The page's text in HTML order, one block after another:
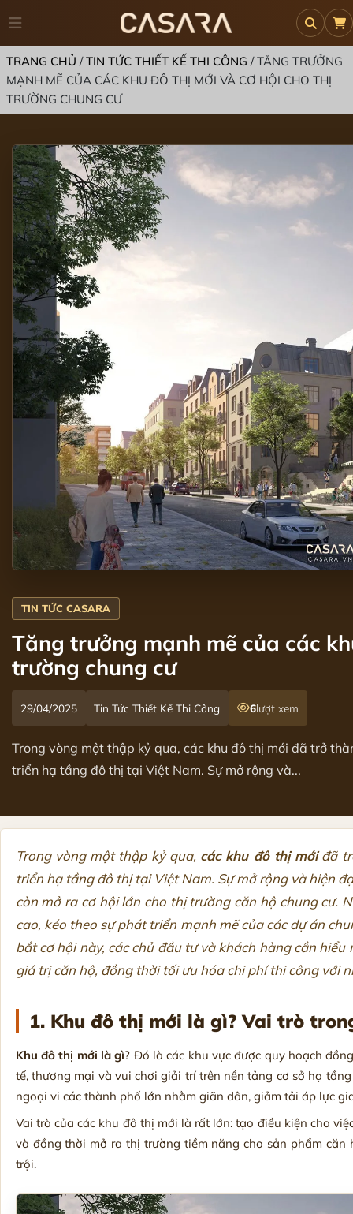
TRANG CHỦ /TIN TỨC THIẾT KẾ THI CÔNG /TĂNG TRƯỞNG
MẠNH MẼ CỦA CÁC KHU ĐÔ THỊ MỚI VÀ CƠ HỘI CHO THỊ
TRƯỜNG CHUNG CƯ
Tăng trưởng mạnh mẽ của các
trường chung cư
29/04/2025 Tin Tức Thiết Kế Thi Công 6lượt xem
Trong vòng một thập kỷ qua, các khu đô thị mới đã trở
triển hạ tầng đô thị tại Việt Nam. Sự mở rộng và...
Trong vòng một thập kỷ qua, các khu đô thị mớiđã
triển hạ tầng đô thị tại Việt Nam. Sự mở rộng và hiện
còn mở ra cơ hội lớn cho thị trường căn hộ chung cư.
cao, kéo theo sự phát triển mạnh mẽ của các dự án
bắt cơ hội này, các chủ đầu tư và khách hàng cần
giá trị căn hộ, đồng thời tối ưu hóa chi phí thi công với
1. Khu đô thị mới là gì? Vai trò
Khu đô thị mới là gì? Đó là các khu vực được quy hoạch
tế, thương mại và vui chơi giải trí trên nền tảng cơ sở hạ
ngoại vi các thành phố lớn nhằm giãn dân, giảm tải áp lực
Vai trò của các khu đô thị mới là rất lớn: tạo điều kiện cho
và đồng thời mở ra thị trường tiềm năng cho sản phẩm
trội.